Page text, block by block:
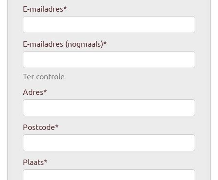
E-mailadres*
E-mailadres (nogmaals)*
Ter controle
Adres*
Postcode*
Plaats*